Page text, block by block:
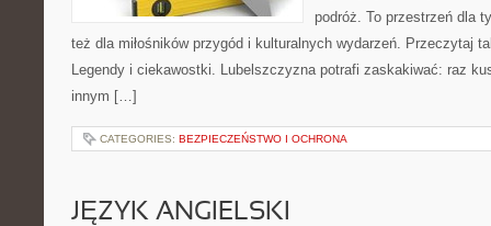
podróż. To przestrzeń dla
też dla miłośników przygód i kulturalnych wydarzeń. Przeczytaj
Legendy i ciekawostki. Lubelszczyzna potrafi zaskakiwać: raz
innym […]
CATEGORIES: BEZPIECZEŃSTWO I OCHRONA
JĘZYK ANGIELSKI